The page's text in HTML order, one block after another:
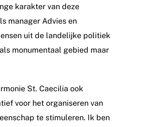
karakter van deze
manager Advies en
uit de landelijke politiek
monumentaal gebied maar
St. Caecilia ook
voor het organiseren van
te stimuleren. Ik ben